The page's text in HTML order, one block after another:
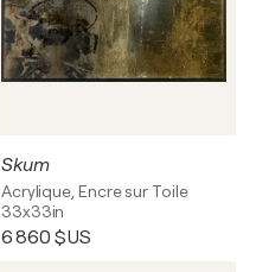
Skum
Acrylique, Encre sur Toile
33x33in
6 860 $US